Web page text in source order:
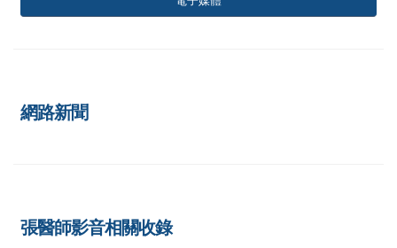
網路新聞
張醫師影音相關收錄